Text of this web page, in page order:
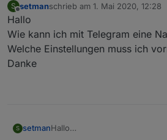
S
Offline
setmanschrieb am 1. Mai 2020, 12:28
zuletzt editiert von
Hallo
Wie kann ich mit Telegram eine
Welche Einstellungen muss ich
Danke
S setmanHallo